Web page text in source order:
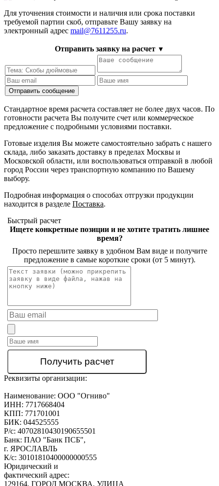
Для уточнения стоимости и наличия или срока поставки
требуемой партии скоб, отправьте Вашу заявку на
электронный адрес mail@7611255.ru.
Отправить заявку на расчет ▼
Стандартное время расчета составляет не более двух часов. По
готовности расчета Вы получите счет или коммерческое
предложение с подробными условиями поставки.
Готовые изделия Вы можете самостоятельно забрать с нашего
склада, либо заказать доставку в пределах Москвы и
Московской области, или воспользоваться отправкой в любой
город России через транспортную компанию по Вашему
выбору.
Подробная информация о способах отгрузки продукции
находится в разделе Поставка.
Быстрый расчет
Ищете конкретные позиции и не хотите тратить лишнее
время?
Просто перешлите заявку в удобном Вам виде и получите
предложение в самые короткие сроки (от 5 минут).
Реквизиты организации:
Наименование: ООО "Огниво"
ИНН: 7717668404
КПП: 771701001
БИК: 044525555
Р/с: 40702810430190655501
Банк: ПАО "Банк ПСБ",
г. ЯРОСЛАВЛЬ
К/с: 30101810400000000555
Юридический и
фактический адрес:
129164, ГОРОД МОСКВА, УЛИЦА